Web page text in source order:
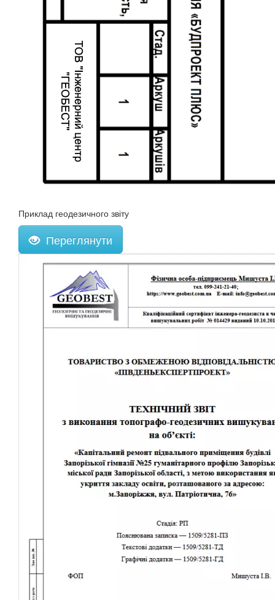
Приклад геодезичного звіту
Переглянути